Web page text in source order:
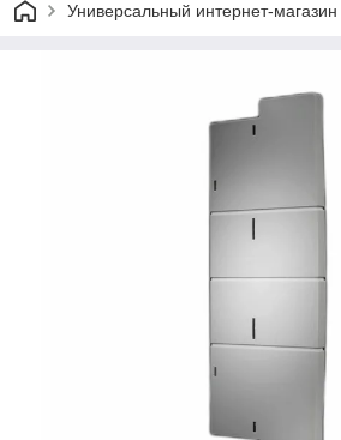
Универсальный интернет-магазин